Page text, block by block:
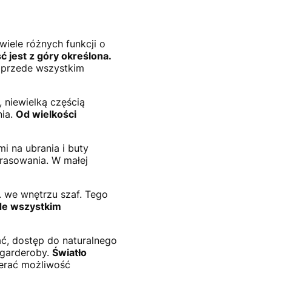
różnych funkcji o
jest z góry określona.
wszystkim
niewielką częścią
Od wielkości
na ubrania i buty
W małej
we wnętrzu szaf. Tego
wszystkim
dostęp do naturalnego
Światło
możliwość